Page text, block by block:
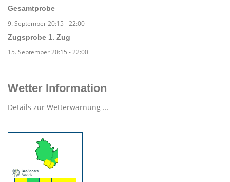
Gesamtprobe
9. September 20:15 -22:00
Zugsprobe 1. Zug
15. September 20:15 -22:00
Wetter Information
Details zur Wetterwarnung ...